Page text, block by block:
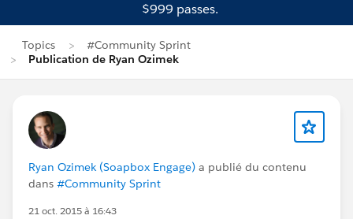
$999 passes.
Topics
#Community Sprint
Publication de Ryan Ozimek
Ryan Ozimek (Soapbox Engage) a publié du contenu
dans #Community Sprint
21 oct. 2015 à 16:43